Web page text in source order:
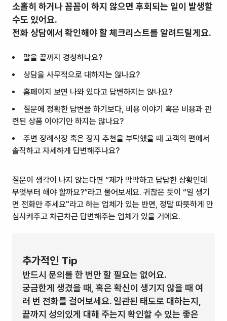
소홀히 하거나 꼼꼼이 하지 않으면 후회되는 일이 발생할
수도 있어요.
전화 상담에서 확인해야 할 체크리스트를 알려드릴게요.
말을 끝까지 경청하나요?
상담을 사무적으로 대하지는 않나요?
홈페이지 보면 나와 있다고 답변하지는 않나요?
질문에 정확한 답변을 하기보다, 비용 이야기 혹은 비용과 관
련된 상품 이야기만 하지는 않나요?
주변 장례식장 혹은 장지 추천을 부탁했을 때 고객의 편에서
솔직하고 자세하게 답변해주나요?
질문이 생각이 나지 않는다면 “제가 막막하고 답답한 상황인데
무엇부터 해야 할까요?”라고 물어보세요. 귀찮은 듯이 “일 생기
면 전화만 주세요"라고 하는 업체가 있는 반면, 정말 따뜻하게 안
심시켜주고 차근차근 답변해주는 업체가 있을 거에요.
추가적인 Tip
반드시 문의를 한 번만 할 필요는 없어요.
궁금한게 생겼을 때, 혹은 확신이 생기지 않을 때 여
러 번 전화를 걸어보세요. 일관된 태도로 대하는지,
끝까지 성의있게 대해 주는지 확인할 수 있는 좋은